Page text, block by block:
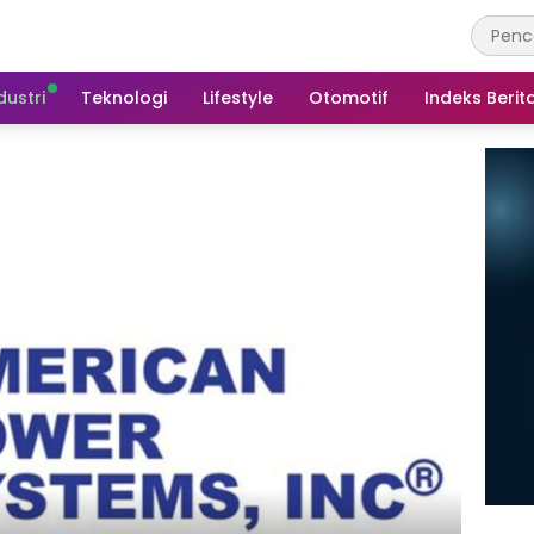
Teknologi Lifestyle Otomotif Indeks